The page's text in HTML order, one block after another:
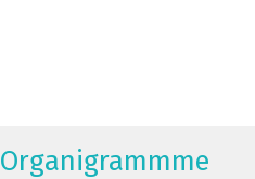
Organigrammme